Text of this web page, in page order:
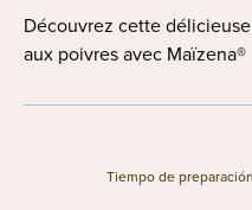
Découvrez cette
aux poivres avec Maïzena®
Tiempo de preparación